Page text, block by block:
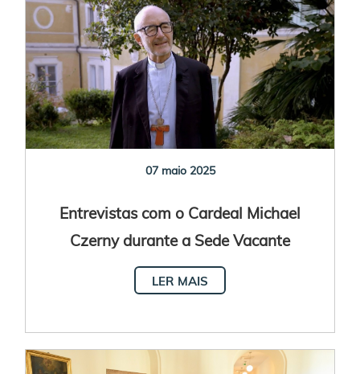
07 maio 2025
Entrevistas com o Cardeal Michael
Czerny durante a Sede Vacante
LER MAIS